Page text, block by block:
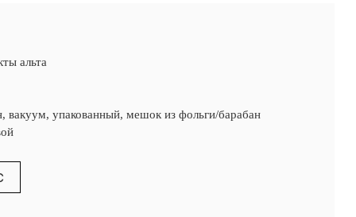
альта
вакуум, упакованный, мешок из фольги/барабан